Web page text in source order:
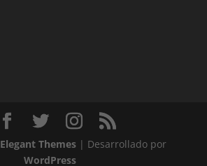
Elegant Themes| Desarrollado por
WordPress